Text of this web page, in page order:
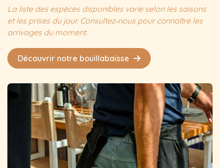
La liste des espèces disponibles varie selon les saisons
et les prises du jour. Consultez‑nous pour connaître les
arrivages du moment.
Découvrir notre bouillabaisse